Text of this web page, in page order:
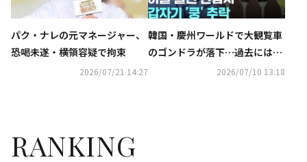
パク・ナレの元マネージャー、
恐喝未遂・横領容疑で拘束
2026/07/21 14:27
韓国・慶州ワールドで大観覧車
のゴンドラが落下…過去にはZB
1メンバーも搭乗2026/07/10 13:18
RANKING